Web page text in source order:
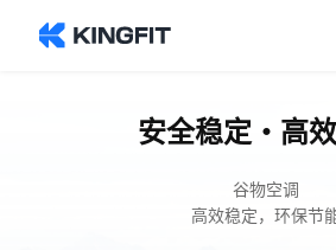
安全稳定・高
谷物空调
高效稳定，环保节